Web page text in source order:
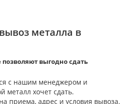
металла в
выгодно сдать
с нашим менеджером и
металл хочет сдать.
приема, адрес и условия вывоза.